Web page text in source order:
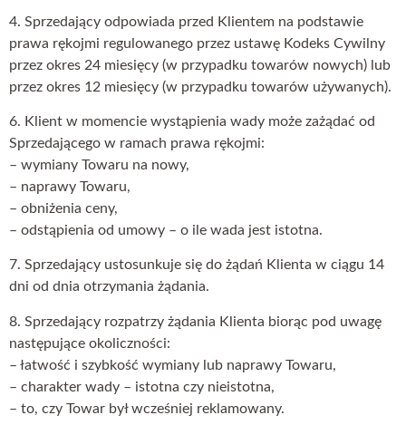
4. Sprzedający odpowiada przed Klientem na podstawie
prawa rękojmi regulowanego przez ustawę Kodeks Cywilny
przez okres 24 miesięcy (w przypadku towarów nowych) lub
przez okres 12 miesięcy (w przypadku towarów używanych).
6. Klient w momencie wystąpienia wady może zażądać od
Sprzedającego w ramach prawa rękojmi:
– wymiany Towaru na nowy,
– naprawy Towaru,
– obniżenia ceny,
– odstąpienia od umowy – o ile wada jest istotna.
7. Sprzedający ustosunkuje się do żądań Klienta w ciągu 14
dni od dnia otrzymania żądania.
8. Sprzedający rozpatrzy żądania Klienta biorąc pod uwagę
następujące okoliczności:
– łatwość i szybkość wymiany lub naprawy Towaru,
– charakter wady – istotna czy nieistotna,
– to, czy Towar był wcześniej reklamowany.